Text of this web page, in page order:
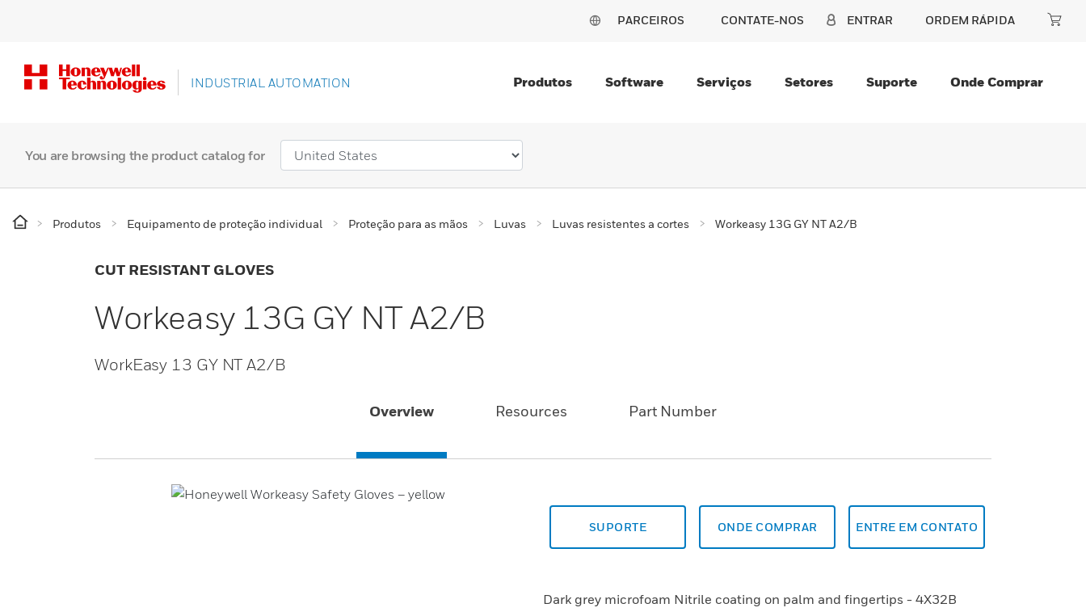
PARCEIROS CONTATE-NOS ENTRAR ORDEM RÁPIDA
INDUSTRIAL AUTOMATION Produtos Software Serviços Setores Suporte Onde Comprar
You are browsing the product catalog for
Produtos Equipamento de proteção individual Proteção para as mãos Luvas Luvas resistentes a cortes Workeasy 13G GY NT A2/B
CUT RESISTANT GLOVES
Workeasy 13G GY NT A2/B
WorkEasy 13 GY NT A2/B
Overview Resources Part Number
SUPORTE ONDE COMPRAR ENTRE EM CONTATO
Dark grey microfoam Nitrile coating on palm and fingertips - 4X32B